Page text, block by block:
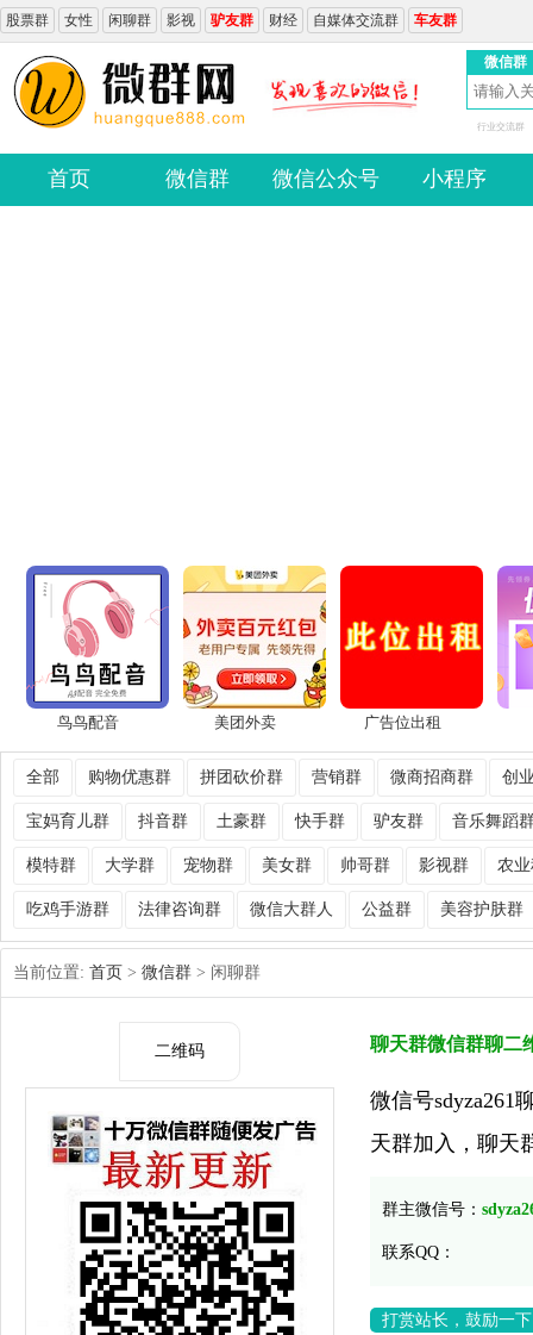
股票群 女性 闲聊群 影视 驴友群 财经 自媒体交流群 车友群
微信群
行业交流群
首页 微信群 微信公众号 小程序
鸟鸟配音 美团外卖 广告位出租
全部 购物优惠群 拼团砍价群 营销群 微商招商群 创
宝妈育儿群 抖音群 土豪群 快手群 驴友群 音乐舞蹈
模特群 大学群 宠物群 美女群 帅哥群 影视群 农
吃鸡手游群 法律咨询群 微信大群人 公益群 美容护肤群
当前位置: 首页 > 微信群 > 闲聊群
二维码 聊天群微信群聊二
微信号sdyza261
天群加入，聊天
群主微信号：
联系QQ：
打赏站长，鼓励一